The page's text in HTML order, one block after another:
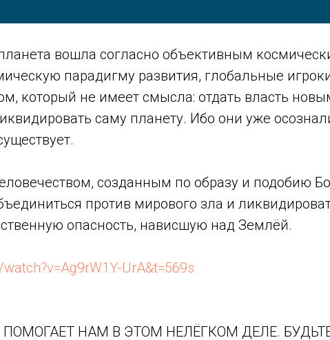
вошла согласно объективным
парадигму развития, глобальные
который не имеет смысла: отдать власть
саму планету. Ибо они уже
созданным по образу и подобию
против мирового зла и
опасность, нависшую над Землёй.
UrA&t=569s
НАМ В ЭТОМ НЕЛЁГКОМ ДЕЛЕ.